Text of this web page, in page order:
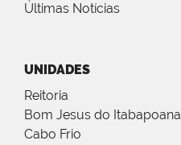
Últimas Notícias
UNIDADES
Reitoria
Bom Jesus do Itabapoana
Cabo Frio